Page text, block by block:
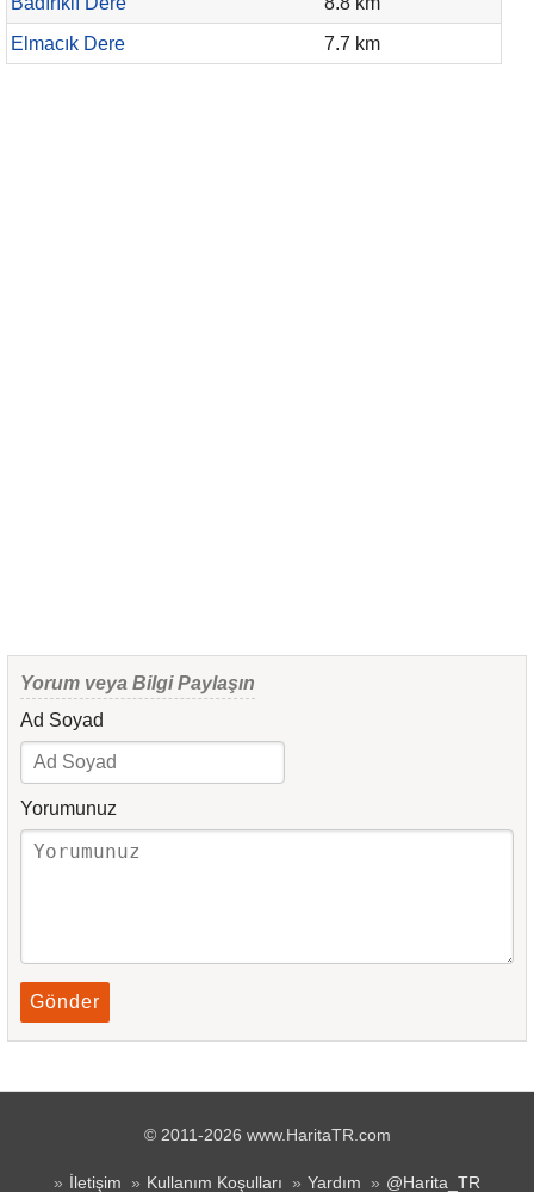
Elmacık Dere
7.7 km
Yorum veya Bilgi Paylaşın
Ad Soyad
Yorumunuz
Gönder
© 2011-2026 www.HaritaTR.com
İletişim Kullanım Koşulları Yardım @Harita_TR